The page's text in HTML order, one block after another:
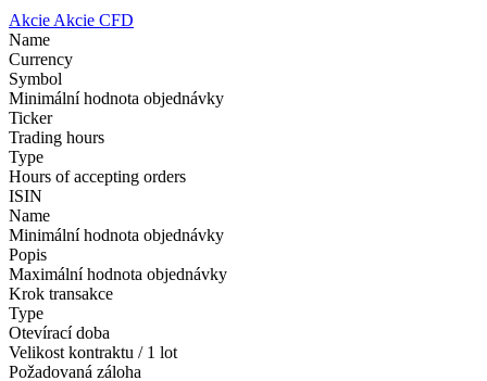
Akcie Akcie CFD
Name
Currency
Symbol
Minimální hodnota objednávky
Ticker
Trading hours
Type
Hours of accepting orders
ISIN
Name
Minimální hodnota objednávky
Popis
Maximální hodnota objednávky
Krok transakce
Type
Otevírací doba
Velikost kontraktu / 1 lot
Požadovaná záloha